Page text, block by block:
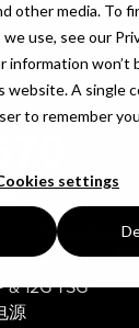
other media. To
use, see our
information won’t
website. A single
to remember
settings
| 3G-SDI | HD-SDI
/PTP 大师
& 12G TSG
源